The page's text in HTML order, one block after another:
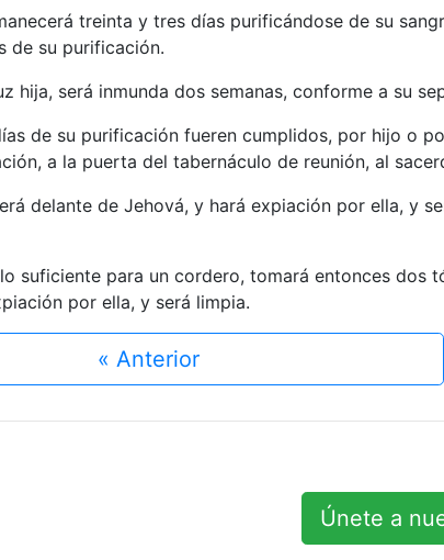
treinta y tres días purificándose de su
de su purificación.
hija, será inmunda dos semanas, conforme a su
de su purificación fueren cumplidos, por hijo o
a la puerta del tabernáculo de reunión, al
delante de Jehová, y hará expiación por ella, y
suficiente para un cordero, tomará entonces
por ella, y será limpia.
« Anterior
Únete a